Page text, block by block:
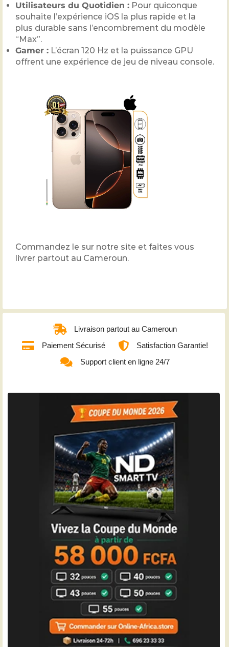
Utilisateurs du Quotidien : Pour quiconque
souhaite l’expérience iOS la plus rapide et la
plus durable sans l’encombrement du modèle
“Max”.
Gamer : L’écran 120 Hz et la puissance GPU
offrent une expérience de jeu de niveau console.
Commandez le sur notre site et faites vous
livrer partout au Cameroun.
Livraison partout au Cameroun
Paiement Sécurisé
Satisfaction Garantie!
Support client en ligne 24/7